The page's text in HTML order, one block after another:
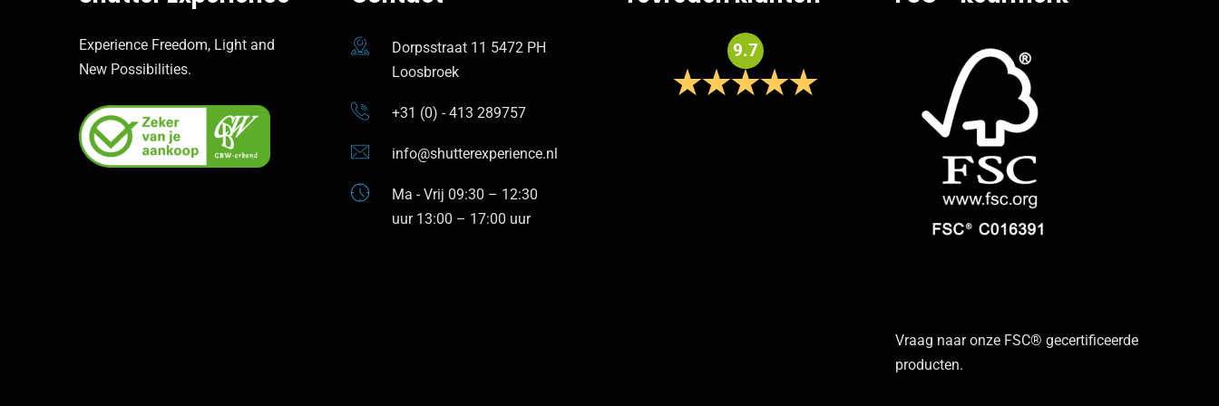
Experience Freedom, Light and
New Possibilities.
Dorpsstraat 11 5472 PH
Loosbroek
+31 (0) - 413 289757
info@shutterexperience.nl
Ma - Vrij 09:30 – 12:30
uur 13:00 – 17:00 uur
9.7
Vraag naar onze FSC® gecertificeerde
producten.